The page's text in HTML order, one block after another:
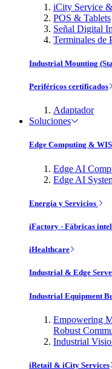
iCity Service
POS & Tablets
Señal Digital
Terminales de
Industrial Mounting
Periféricos certificados
Adaptador
Soluciones
Edge Computing &
Edge AI
Edge AI
Energía y Servicios
iFactory - Fábricas
iHealthcare
Industrial & Edge
Industrial Equipment
Empowering
Robust
Industrial
iRetail & iCity Services